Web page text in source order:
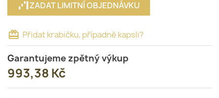
ZADAT LIMITNÍ OBJEDNÁVKU
card_giftcard Přidat krabičku, případně kapsli?
Garantujeme zpětný výkup
993,38 Kč